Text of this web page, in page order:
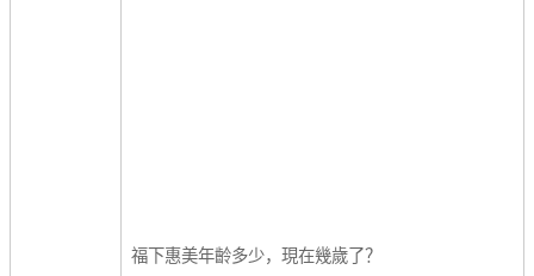
福下惠美年齡多少，現在幾歲了？